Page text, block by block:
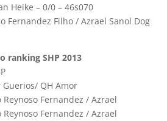
Heike – 0/0 – 46s070
Fernandez Filho / Azrael Sanol Dog
ranking SHP 2013
Guerios/ QH Amor
Reynoso Fernandez / Azrael
Reynoso Fernandez / Azrael